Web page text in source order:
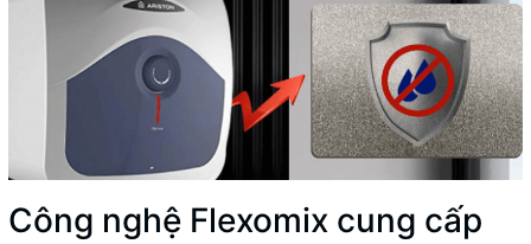
Công nghệ Flexomix cung cấp